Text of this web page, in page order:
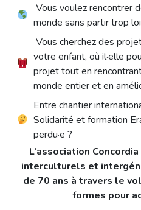
Vous voulez rencontrer
monde sans partir trop
Vous cherchez des
votre enfant, où il·elle
projet tout en
monde entier et en
Entre chantier
Solidarité et formation
perdu·e ?
L’association
interculturels et
de 70 ans à travers le
formes pour